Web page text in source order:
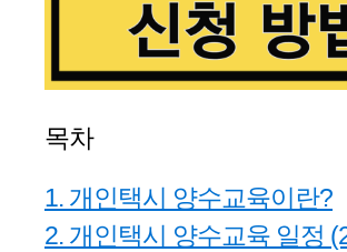
목차
1. 개인택시 양수교육이란?
2. 개인택시 양수교육 일정